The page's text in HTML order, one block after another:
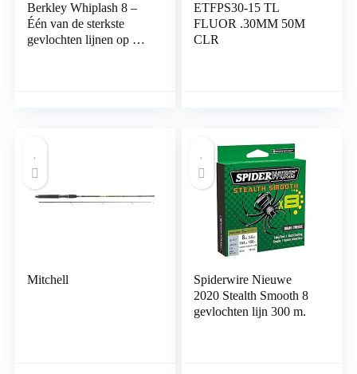
Berkley Whiplash 8 –
Één van de sterkste
gevlochten lijnen op de
ETFPS30-15 TL
FLUOR .30MM 50M
CLR
Mitchell
Spiderwire Nieuwe
2020 Stealth Smooth 8
gevlochten lijn 300 m.